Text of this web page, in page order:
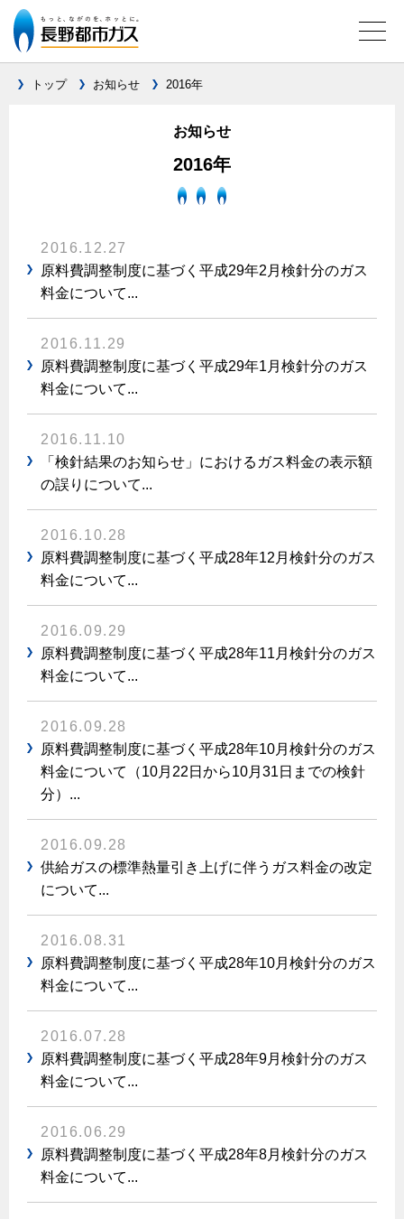
家庭用選択約款
ご請求とお支払いについて
クレジットカードによるお支払い
払込書による窓口でのお支払い
原料費調整制度について
こんなときは
ガスくさいとき・警報器が鳴ったとき
ガスメーターの復帰方法
ガス器具が故障したとき
ガス給湯器・風呂釜の凍結予防方法
故障診断
ガス工事について
新しく都市ガスをご利用したい方へ
道路・敷地内で工事をされる皆さまへ
ガスを安全にお使いいただくために
安全対策
ガスメーターの役割と安全機能
古くなったガス管の交換のおすすめ
長期使用製品安全点検制度について
換気と給排気設備の注意点
安全性
調理性
ガス給湯器とエコキュートの比較
経済性
ライフスタイルの変化に対応するエコジョーズ
ガス・電気併用住宅とオール電化住宅の比較
経済性、環境性、創エネ
ライフステージ別に比較する
20代
30代
40代～50代
60代
都市ガス切り替えのメリット
導入事例
ガスコンロ
最新ガスコンロの実力
グリル活用法
レンジフード
オーブン・炊飯器
炊飯器
警報器
警報器
バスルーム
浴室暖房乾燥機・脱衣室
ミストサウナ
リビング
ガスファンヒーター
私たちのリフォーム
キッチンをリフォーム
バスルームをリフォーム
サニタリーをリフォーム
その他をリフォーム
3つのあんしん宣言
スタッフ
リフォームの流れ
リフォームのお知らせ
ショールーム
リフォームについてのお問い合わせ
電力の自由化について
電気料金 長野都市ガスでんきプラン
都市ガスでんき 従量電灯Ｂ
都市ガスでんき 従量電灯Ｃ
都市ガスでんき 低圧電力
電気料金の計算について
ご請求とお支払い
約款
電気料金のシミュレーション
ご契約・お手続き
停電時の対応
よくあるご質問
Chef Ropia's JOYFUL CUISINE
エコ・クッキング
料理教室レンタル
法人のお客様へ
お問合わせ・資料請求
採用情報
トップ お知らせ 2016年
お知らせ
2016年
2016.12.27
原料費調整制度に基づく平成29年2月検針分のガス
料金について...
2016.11.29
原料費調整制度に基づく平成29年1月検針分のガス
料金について...
2016.11.10
「検針結果のお知らせ」におけるガス料金の表示額
の誤りについて...
2016.10.28
原料費調整制度に基づく平成28年12月検針分のガス
料金について...
2016.09.29
原料費調整制度に基づく平成28年11月検針分のガス
料金について...
2016.09.28
原料費調整制度に基づく平成28年10月検針分のガス
料金について（10月22日から10月31日までの検針
分）...
2016.09.28
供給ガスの標準熱量引き上げに伴うガス料金の改定
について...
2016.08.31
原料費調整制度に基づく平成28年10月検針分のガス
料金について...
2016.07.28
原料費調整制度に基づく平成28年9月検針分のガス
料金について...
2016.06.29
原料費調整制度に基づく平成28年8月検針分のガス
料金について...